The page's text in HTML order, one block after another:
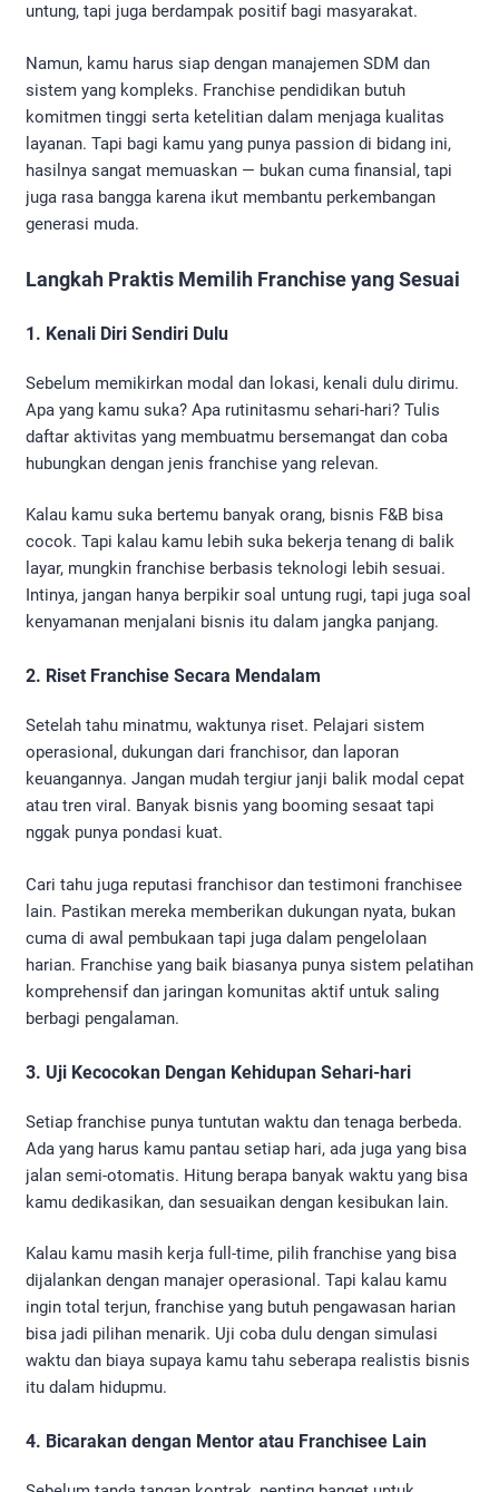
untung, tapi juga berdampak positif bagi masyarakat.
Namun, kamu harus siap dengan manajemen SDM dan
sistem yang kompleks. Franchise pendidikan butuh
komitmen tinggi serta ketelitian dalam menjaga kualitas
layanan. Tapi bagi kamu yang punya passion di bidang ini,
hasilnya sangat memuaskan — bukan cuma finansial, tapi
juga rasa bangga karena ikut membantu perkembangan
generasi muda.
Langkah Praktis Memilih Franchise yang Sesuai
1. Kenali Diri Sendiri Dulu
Sebelum memikirkan modal dan lokasi, kenali dulu dirimu.
Apa yang kamu suka? Apa rutinitasmu sehari-hari? Tulis
daftar aktivitas yang membuatmu bersemangat dan coba
hubungkan dengan jenis franchise yang relevan.
Kalau kamu suka bertemu banyak orang, bisnis F&B bisa
cocok. Tapi kalau kamu lebih suka bekerja tenang di balik
layar, mungkin franchise berbasis teknologi lebih sesuai.
Intinya, jangan hanya berpikir soal untung rugi, tapi juga soal
kenyamanan menjalani bisnis itu dalam jangka panjang.
2. Riset Franchise Secara Mendalam
Setelah tahu minatmu, waktunya riset. Pelajari sistem
operasional, dukungan dari franchisor, dan laporan
keuangannya. Jangan mudah tergiur janji balik modal cepat
atau tren viral. Banyak bisnis yang booming sesaat tapi
nggak punya pondasi kuat.
Cari tahu juga reputasi franchisor dan testimoni franchisee
lain. Pastikan mereka memberikan dukungan nyata, bukan
cuma di awal pembukaan tapi juga dalam pengelolaan
harian. Franchise yang baik biasanya punya sistem pelatihan
komprehensif dan jaringan komunitas aktif untuk saling
berbagi pengalaman.
3. Uji Kecocokan Dengan Kehidupan Sehari-hari
Setiap franchise punya tuntutan waktu dan tenaga berbeda.
Ada yang harus kamu pantau setiap hari, ada juga yang bisa
jalan semi-otomatis. Hitung berapa banyak waktu yang bisa
kamu dedikasikan, dan sesuaikan dengan kesibukan lain.
Kalau kamu masih kerja full-time, pilih franchise yang bisa
dijalankan dengan manajer operasional. Tapi kalau kamu
ingin total terjun, franchise yang butuh pengawasan harian
bisa jadi pilihan menarik. Uji coba dulu dengan simulasi
waktu dan biaya supaya kamu tahu seberapa realistis bisnis
itu dalam hidupmu.
4. Bicarakan dengan Mentor atau Franchisee Lain